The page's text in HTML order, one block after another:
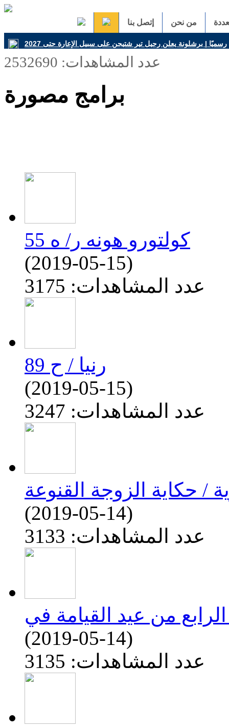
من نحن إتصل بنا
عدد المشاهدات: 2532690
برامج مصورة
كولتورو هونه ر/ ه 55
(2019-05-15)
عدد المشاهدات: 3175
رنيا / ح 89
(2019-05-15)
عدد المشاهدات: 3247
(2019-05-14)
عدد المشاهدات: 3133
(2019-05-14)
عدد المشاهدات: 3135